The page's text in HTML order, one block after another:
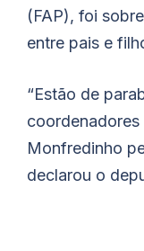
(FAP), foi
entre pais e
“Estão de
coordenadores
Monfredinho
declarou o